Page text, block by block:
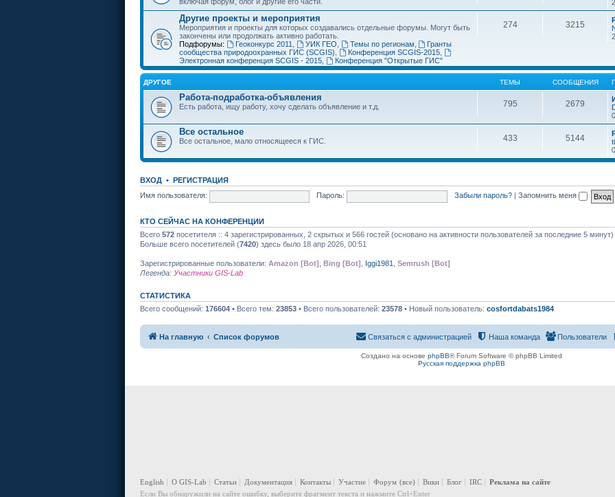
Другие проекты и мероприятия
Мероприятия и проекты для которых создавались отдельные форумы. Могут быть
закончены или продолжать активно работать.
Подфорумы:
Геоконкурс 2011 УИК ГЕО Темы по регионам
Гранты
сообщества природоохранных ГИС (SCGIS)
Конференция SCGIS-2015,
Электронная конференция SCGIS - 2015
Конференция "Открытые ГИС"
274 3215
ДРУГОЕ ТЕМЫ СООБЩЕНИЯ
Работа-подработка-объявления
Есть работа, ищу работу, хочу сделать объявление и т.д. 795 2679
Все остальное
Все остальное, мало относящееся к ГИС. 433 5144
ВХОД • РЕГИСТРАЦИЯ
Имя пользователя:
Пароль: Забыли пароль? Запомнить меня
КТО СЕЙЧАС НА КОНФЕРЕНЦИИ
Всего 572 посетителя :: 4 зарегистрированных, 2 скрытых и 566 гостей (основано на активности пользователей за последние 5 минут)
Больше всего посетителей (7420) здесь было 18 апр 2026, 00:51
Зарегистрированные пользователи: Amazon [Bot] Bing [Bot] Iggi1981
Semrush [Bot]
Легенда: Участники GIS-Lab
СТАТИСТИКА
Всего сообщений: 176604 • Всего тем: 23853 • Всего пользователей: 23578 • Новый пользователь: cosfortdabats1984
На главную Список форумов Пользователи
Наша команда
Связаться с администрацией
Создано на основе phpBB® Forum Software © phpBB Limited
Русская поддержка phpBB
English О GIS-Lab Статьи Документация Контакты Участие Форум (все) Вики Блог IRC
Реклама на сайте
Если Вы обнаружили на сайте ошибку, выберите фрагмент текста и нажмите Ctrl+Enter